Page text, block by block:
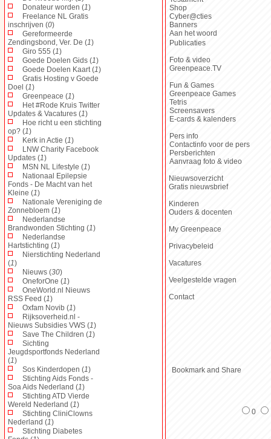
Donateur worden (1)
Freelance NL Gratis
inschrijven (0)
Gereformeerde
Zendingsbond, Ver. De (1)
Giro 555 (1)
Goede Doelen Gids (1)
Goede Doelen Kaart (1)
Gratis Hosting v Goede
Doel (1)
Greenpeace (1)
Het #Rode Kruis Twitter
Updates & Vacatures (1)
Hoe richt u een stichting
op? (1)
Kerk in Actie (1)
LNW Charity Facebook
Updates (1)
MSN NL Lifestyle (1)
Nationaal Epilepsie
Fonds - De Macht van het
Kleine (1)
Nationale Vereniging de
Zonnebloem (1)
Nederlandse
Brandwonden Stichting (1)
Nederlandse
Hartstichting (1)
Nierstichting Nederland
(1)
Nieuws (30)
OneforOne (1)
OneWorld.nl Nieuws
RSS Feed (1)
Oxfam Novib (1)
Rijksoverheid.nl -
Nieuws Subsidies VWS (1)
Save The Children (1)
Sichting
Jeugdsportfonds Nederland
(1)
Sos Kinderdopen (1)
Stichting Aids Fonds -
Soa Aids Nederland (1)
Stichting ATD Vierde
Wereld Nederland (1)
Stichting CliniClowns
Nederland (1)
Stichting Diabetes
Shop
Cyber@cties
Banners
Aan het woord
Publicaties
Foto & video
Greenpeace.TV
Fun & Games
Greenpeace Games
Tetris
Screensavers
E-cards & kalenders
Pers info
Contactinfo voor de pers
Persberichten
Aanvraag foto & video
Nieuwsoverzicht
Gratis nieuwsbrief
Kinderen
Ouders & docenten
My Greenpeace
Privacybeleid
Vacatures
Veelgestelde vragen
Contact
0